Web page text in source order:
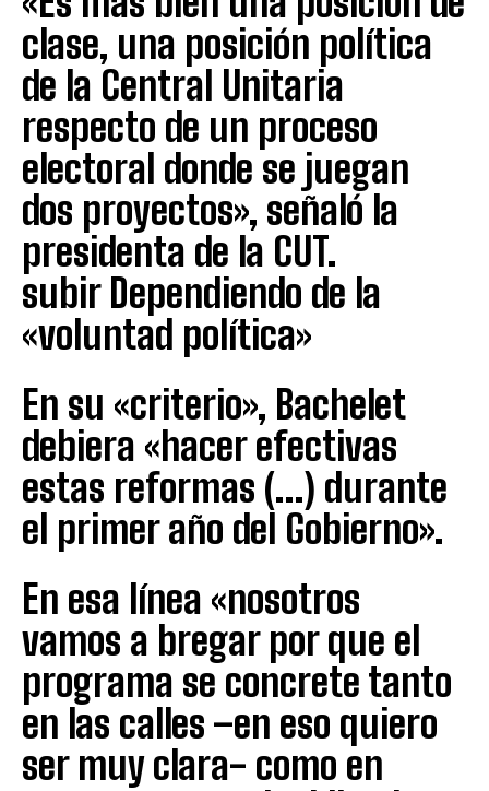
clase, una posición política
de la Central Unitaria
respecto de un proceso
electoral donde se juegan
dos proyectos», señaló la
presidenta de la CUT.
subir Dependiendo de la
«voluntad política»
En su «criterio», Bachelet
debiera «hacer efectivas
estas reformas (…) durante
el primer año del Gobierno».
En esa línea «nosotros
vamos a bregar por que el
programa se concrete tanto
en las calles –en eso quiero
ser muy clara- como en